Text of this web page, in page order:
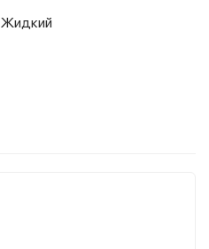
Жидкий